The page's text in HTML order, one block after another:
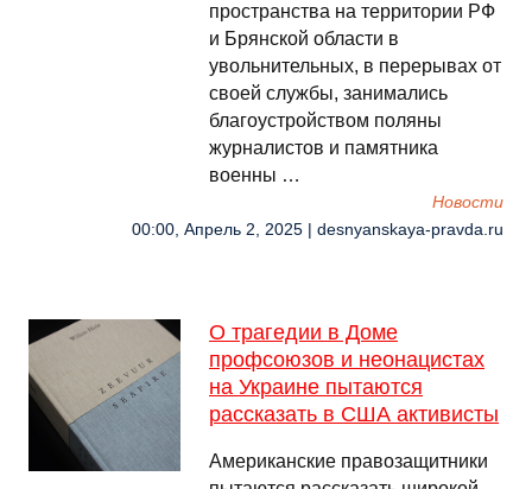
пространства на территории РФ
и Брянской области в
увольнительных, в перерывах от
своей службы, занимались
благоустройством поляны
журналистов и памятника
военны …
Новости
00:00, Апрель 2, 2025 | desnyanskaya-pravda.ru
О трагедии в Доме
профсоюзов и неонацистах
на Украине пытаются
рассказать в США активисты
Американские правозащитники